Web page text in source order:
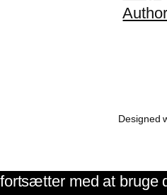
Designed
med at bruge